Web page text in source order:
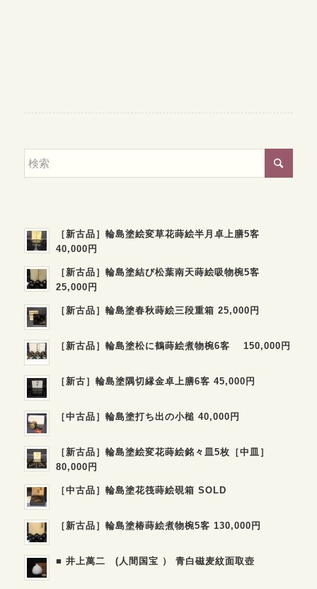
［新古品］輪島塗絵変草花蒔絵半月卓上膳5客
40,000円
［新古品］輪島塗結び松葉南天蒔絵吸物椀5客
25,000円
［新古品］輪島塗春秋蒔絵三段重箱 25,000円
［新古品］輪島塗松に鶴蒔絵煮物椀6客 150,000円
［新古］輪島塗隅切縁金卓上膳6客 45,000円
［中古品］輪島塗打ち出の小槌 40,000円
［新古品］輪島塗絵変花蒔絵銘々皿5枚［中皿］
80,000円
［中古品］輪島塗花筏蒔絵硯箱 SOLD
［新古品］輪島塗椿蒔絵煮物椀5客 130,000円
■ 井上萬二 (人間国宝 ） 青白磁麦紋面取壺